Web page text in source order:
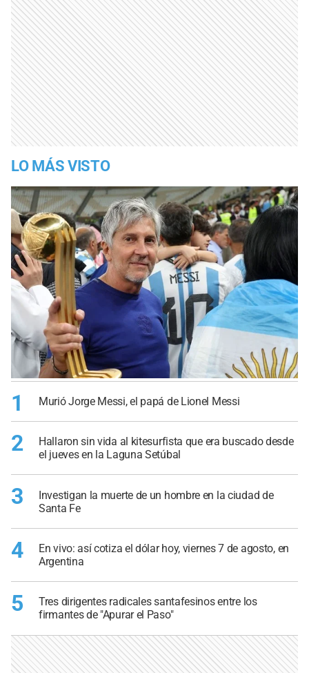
LO MÁS VISTO
1 Murió Jorge Messi, el papá de Lionel Messi
2
Hallaron sin vida al kitesurfista que era buscado desde
el jueves en la Laguna Setúbal
3
Investigan la muerte de un hombre en la ciudad de
Santa Fe
4
En vivo: así cotiza el dólar hoy, viernes 7 de agosto, en
Argentina
5
Tres dirigentes radicales santafesinos entre los
firmantes de "Apurar el Paso"